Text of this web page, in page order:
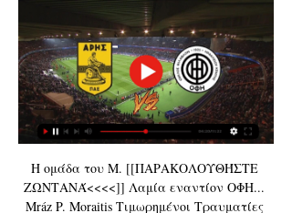
Η ομάδα του Μ. [[ΠΑΡΑΚΟΛΟΥΘΉΣΤΕ
ΖΩΝΤΑΝΆ<<<<]] Λαμία εναντίον ΟΦΗ...
Mráz P. Moraitis Tιμωρημένοι Τραυματίες